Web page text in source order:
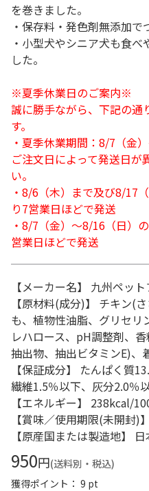
を巻きました。
・保存料・発色剤無添加で
・小型犬やシニア犬も食
した。
※夏季休業日のご案内※
誠に勝手ながら、下記の通
す。
・夏季休業期間：8/7（金
ご注文日によって発送日が
い。
・8/6（木）まで及び8/17
り7営業日ほどで発送
・8/7（金）～8/16（日）
営業日ほどで発送
【メーカー名】 九州ペッ
【原材料(成分)】 チキン(
も、植物性油脂、グリセリ
レハロース、pH調整剤、
抽出物、抽出ビタミンE)、
【保証成分】 たんぱく質
繊維1.5％以下、灰分2.0％
【エネルギー】 238kcal/
【賞味／使用期限(未開封)
【原産国または製造地】 日
950円(送料別・税込)
獲得ポイント： 9 pt